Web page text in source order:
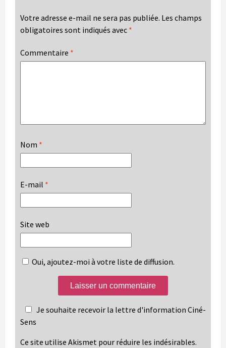
Votre adresse e-mail ne sera pas publiée. Les champs
obligatoires sont indiqués avec *
Commentaire *
Nom *
E-mail *
Site web
Oui, ajoutez-moi à votre liste de diffusion.
Je souhaite recevoir la lettre d'information Ciné-
Sens
Ce site utilise Akismet pour réduire les indésirables.